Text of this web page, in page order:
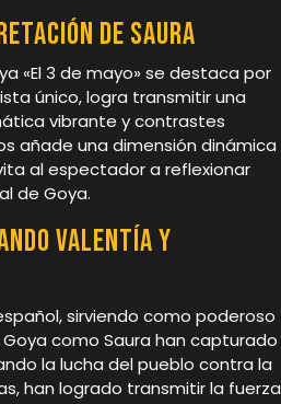
de Saura
«El 3 de mayo» se destaca por
único, logra transmitir una
vibrante y contrastes
añade una dimensión dinámica
al espectador a reflexionar
de Goya.
valentía y
sirviendo como poderoso
como Saura han capturado
la lucha del pueblo contra la
han logrado transmitir la fuerza